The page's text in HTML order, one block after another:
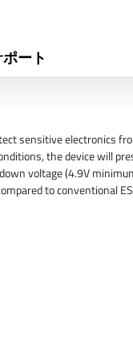
ート
sensitive electronics
the device will
voltage (4.9V
to conventional